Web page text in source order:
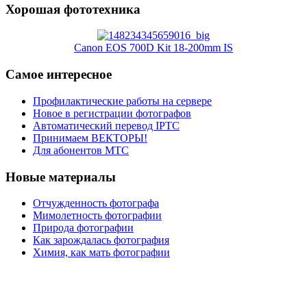
Хорошая фототехника
Canon EOS 700D Kit 18-200mm IS
Самое интересное
Профилактические работы на сервере
Новое в регистрации фотографов
Автоматический перевод IPTC
Принимаем ВЕКТОРЫ!
Для абонентов МТС
Новые материалы
Отчужденность фотографа
Мимолетность фотографии
Природа фотографии
Как зарождалась фотография
Химия, как мать фотографии